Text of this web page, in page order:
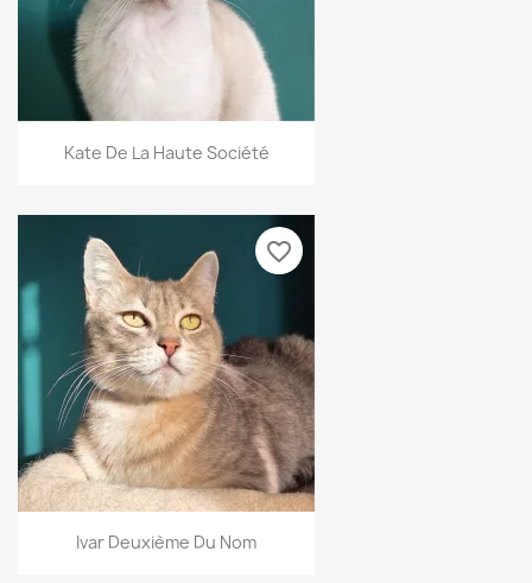
Kate De La Haute Société
Ivar Deuxième Du Nom
favorite_border